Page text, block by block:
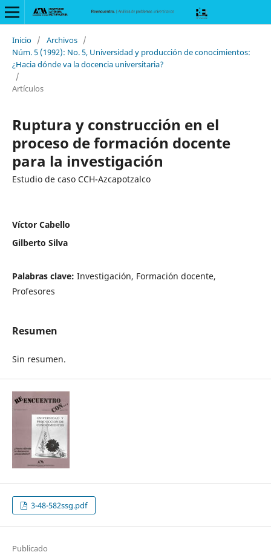
Inicio / Archivos /
Núm. 5 (1992): No. 5, Universidad y producción de conocimientos:
¿Hacia dónde va la docencia universitaria?
/
Artículos
Ruptura y construcción en el
proceso de formación docente
para la investigación
Estudio de caso CCH-Azcapotzalco
Víctor Cabello
Gilberto Silva
Palabras clave: Investigación, Formación docente,
Profesores
Resumen
Sin resumen.
3-48-582ssg.pdf
Publicado